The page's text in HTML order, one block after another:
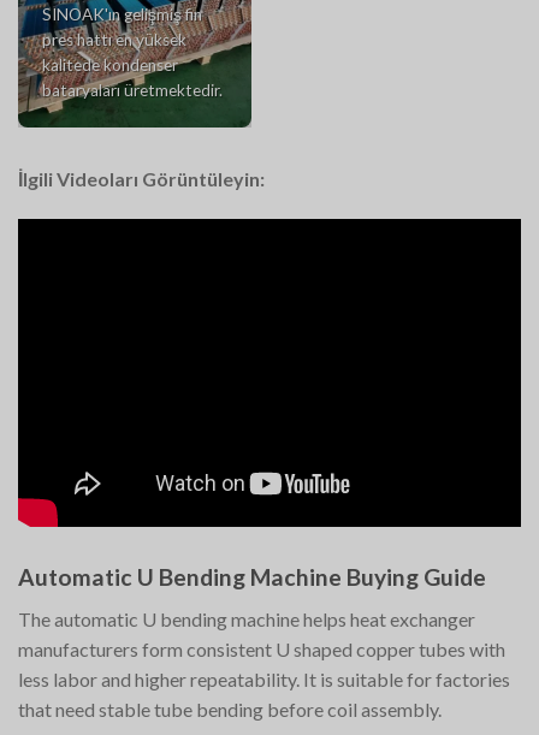
SINOAK'ın gelişmiş fin
pres hattı en yüksek
kalitede kondenser
bataryaları üretmektedir.
İlgili Videoları Görüntüleyin:
Automatic U Bending Machine Buying Guide
The automatic U bending machine helps heat exchanger
manufacturers form consistent U shaped copper tubes with
less labor and higher repeatability. It is suitable for factories
that need stable tube bending before coil assembly.